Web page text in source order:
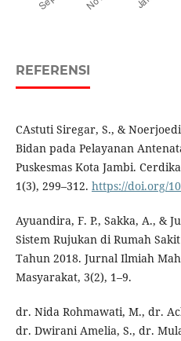
REFERENSI
CAstuti Siregar, S., &
Bidan pada Pelayanan
Puskesmas Kota Jambi.
1(3), 299–312. https://doi.org/
Ayuandira, F. P., Sakka, A., &
Sistem Rujukan di Rumah
Tahun 2018. Jurnal Ilmiah
Masyarakat, 3(2), 1–9.
dr. Nida Rohmawati, M., dr.
dr. Dwirani Amelia, S., dr.